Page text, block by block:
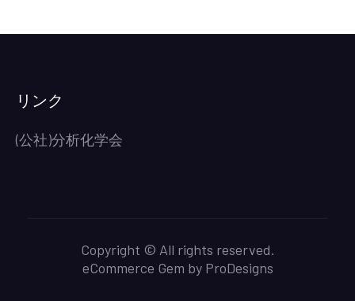
リンク
(公社)分析化学会
Copyright © All rights reserved.
eCommerce Gem by ProDesigns